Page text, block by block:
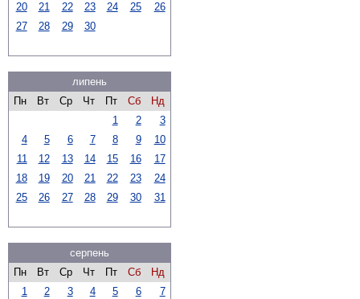
20
21 22 23 24 25
26
27
28 29 30
липень
Пн
Вт Ср Чт Пт Сб
Нд
1
2
3
4
5 6 7 8 9
10
11
12 13 14 15 16
17
18
19 20 21 22 23
24
25
26 27 28 29 30 31
серпень
Пн
Вт Ср Чт Пт Сб
Нд
1
2 3 4 5 6
7